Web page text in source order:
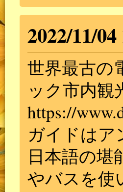
2022/11/
世界最古の
ック市内観
https://
ガイドはア
日本語の堪
やバスを使